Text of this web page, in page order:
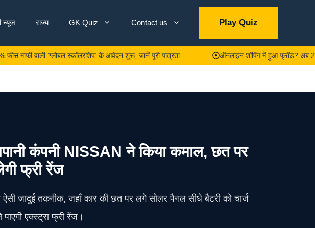
न्यूज राज्य GK Quiz Contact us Play Quiz
वाली ‘ग्लोबल स्कॉलरशिप’ के आवेदन शुरू, जानें पूरी पात्रता ऑनलाइन शॉपिंग में हुआ फ्रॉड? अब 24 घंटे में
कंपनी NISSAN ने किया कमाल, छत पर
फ्री रेंज
जादुई तकनीक, जहाँ कार की छत पर लगे सोलर पैनल सीधे बैटरी को चार्ज
एक्स्ट्रा फ्री रेंज।